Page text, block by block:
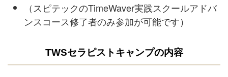
（スピテックのTimeWaver実践スクールアドバ
ンスコース修了者のみ参加が可能です）
TWSセラピストキャンプの内容